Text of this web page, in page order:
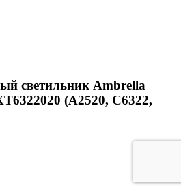
светильник Ambrella
(A2520, C6322,